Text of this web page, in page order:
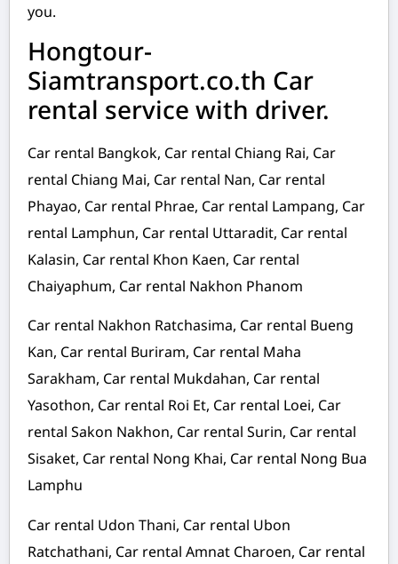
you.
Hongtour-
Siamtransport.co.th Car
rental service with driver.
Car rental Bangkok, Car rental Chiang Rai, Car
rental Chiang Mai, Car rental Nan, Car rental
Phayao, Car rental Phrae, Car rental Lampang, Car
rental Lamphun, Car rental Uttaradit, Car rental
Kalasin, Car rental Khon Kaen, Car rental
Chaiyaphum, Car rental Nakhon Phanom
Car rental Nakhon Ratchasima, Car rental Bueng
Kan, Car rental Buriram, Car rental Maha
Sarakham, Car rental Mukdahan, Car rental
Yasothon, Car rental Roi Et, Car rental Loei, Car
rental Sakon Nakhon, Car rental Surin, Car rental
Sisaket, Car rental Nong Khai, Car rental Nong Bua
Lamphu
Car rental Udon Thani, Car rental Ubon
Ratchathani, Car rental Amnat Charoen, Car rental